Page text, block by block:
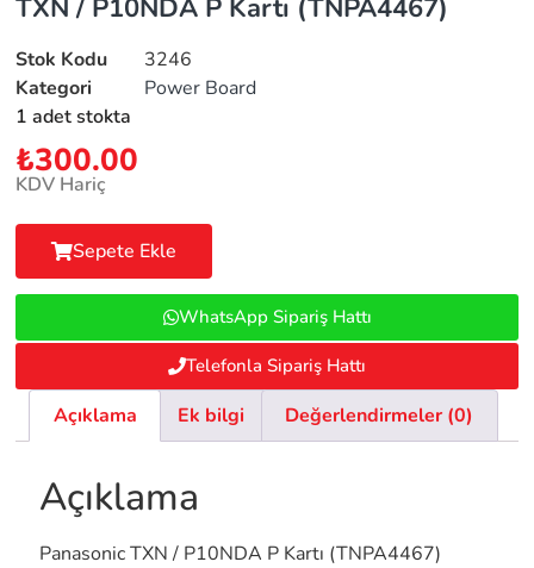
TXN / P10NDA P Kartı (TNPA4467)
Stok Kodu
3246
Kategori
Power Board
1 adet stokta
₺300.00
KDV Hariç
Sepete Ekle
WhatsApp Sipariş Hattı
Telefonla Sipariş Hattı
Açıklama Ek bilgi Değerlendirmeler (0)
Açıklama
Panasonic TXN / P10NDA P Kartı (TNPA4467)